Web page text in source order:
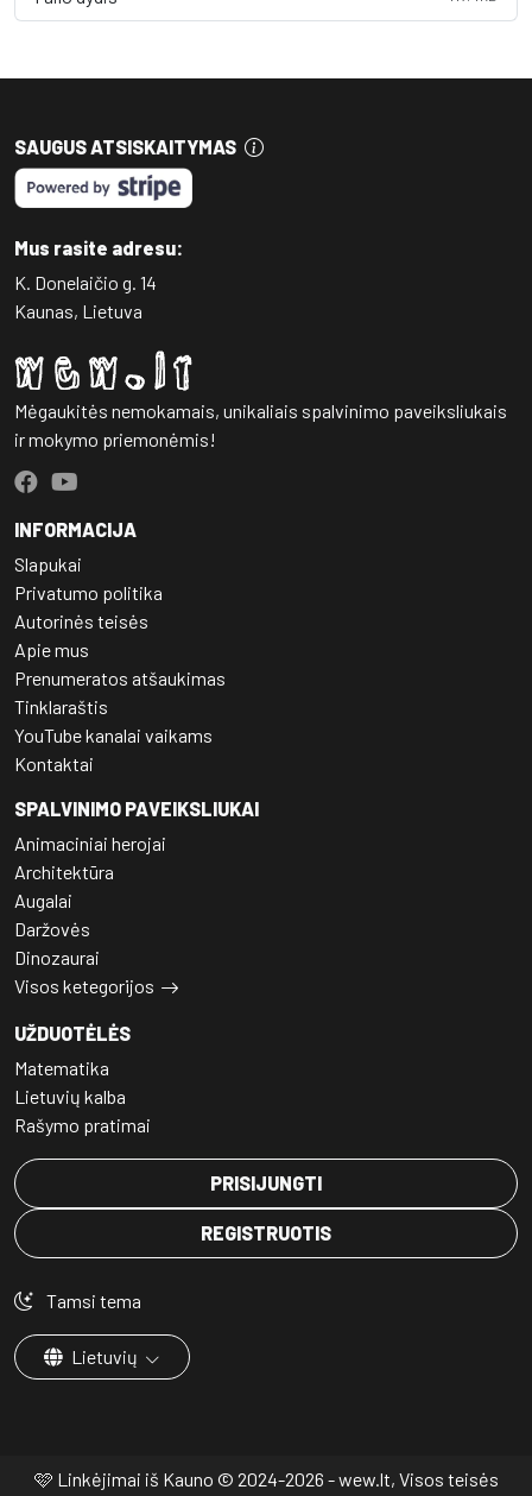
SAUGUS ATSISKAITYMAS
Mus rasite adresu:
K. Donelaičio g. 14
Kaunas, Lietuva
Mėgaukitės nemokamais, unikaliais spalvinimo paveiksliukais
ir mokymo priemonėmis!
INFORMACIJA
Slapukai
Privatumo politika
Autorinės teisės
Apie mus
Prenumeratos atšaukimas
Tinklaraštis
YouTube kanalai vaikams
Kontaktai
SPALVINIMO PAVEIKSLIUKAI
Animaciniai herojai
Architektūra
Augalai
Daržovės
Dinozaurai
Visos ketegorijos
UŽDUOTĖLĖS
Matematika
Lietuvių kalba
Rašymo pratimai
PRISIJUNGTI
REGISTRUOTIS
Tamsi tema
Lietuvių
🩷 Linkėjimai iš Kauno © 2024-2026 - wew.lt, Visos teisės